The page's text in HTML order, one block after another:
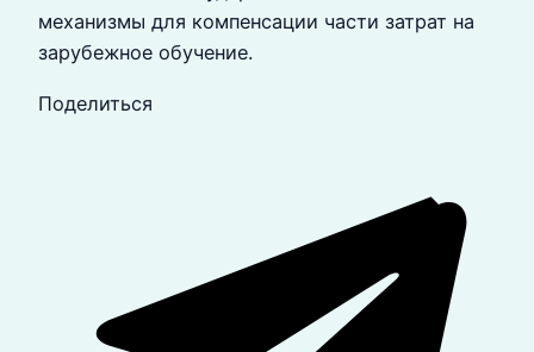
механизмы для компенсации части затрат на
зарубежное обучение.
Поделиться